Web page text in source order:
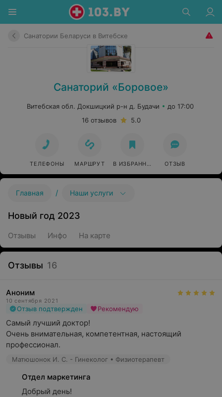
Санатории Беларуси в Витебске
Санаторий «Боровое»
Витебская обл. Докшицкий р-н д. Будачи
до 17:00
16 отзывов
5.0
ТЕЛЕФОНЫ МАРШРУТ В ИЗБРАННОЕ ОТЗЫВ
Главная / Наши услуги
Новый год 2023
Отзывы Инфо На карте
Отзывы 16
Аноним
10 сентября 2021
Отзыв подтвержден Рекомендую
Самый лучший доктор!
Очень внимательная, компетентная, настоящий
профессионал.
Матюшонок И. С. - Гинеколог • Физиотерапевт
Отдел маркетинга
Добрый день!